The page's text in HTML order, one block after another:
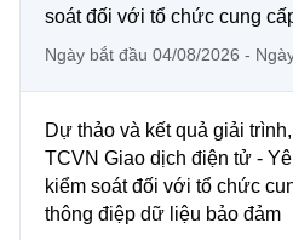
Chịu trách nhiệm nội dung: Nguyễn
Giám đốc Trung tâm Truyền thông
Liên hệ
Địa chỉ: Ban Biên tập Cổng TTĐT -
Điện thoại: 024 3936 9506
Email:
stc@mst.gov.vn
©2026 Bản quyền thuộc Bộ Khoa
soát đối với tổ chức cung
Ngày bắt đầu 04/08/2026 -
Dự thảo và kết quả giải
TCVN Giao dịch điện tử -
kiểm soát đối với tổ chức
thông điệp dữ liệu bảo đảm